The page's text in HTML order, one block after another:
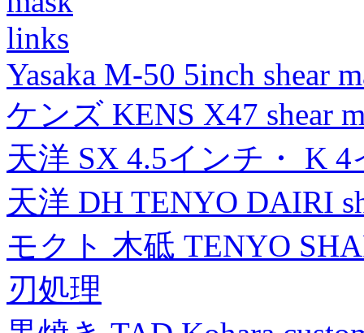
links
Yasaka M-50 5inch shear
ケンズ KENS X47 shear
天洋 SX 4.5インチ・ K
天洋 DH TENYO DAIRI
モクト 木砥 TENYO
刃処理